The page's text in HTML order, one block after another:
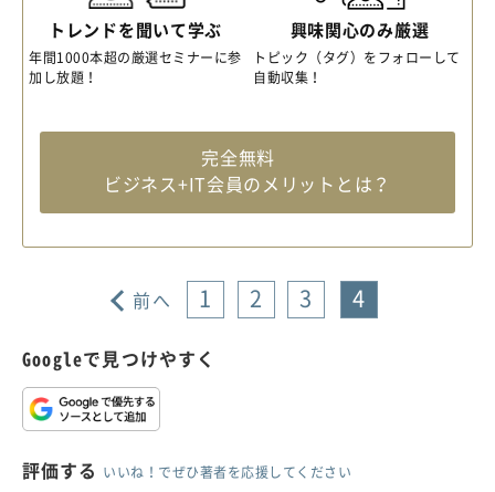
トレンドを聞いて学ぶ
年間1000本超の厳選セミナーに参
加し放題！
興味関心のみ厳選
トピック（タグ）をフォローして
自動収集！
完全無料
ビジネス+IT会員のメリットとは？
前へ 1 2 3 4
Googleで見つけやすく
評価する いいね！でぜひ著者を応援してください